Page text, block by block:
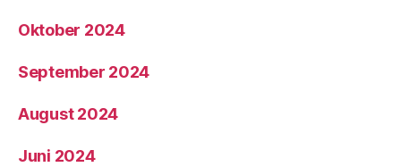
Oktober 2024
September 2024
August 2024
Juni 2024